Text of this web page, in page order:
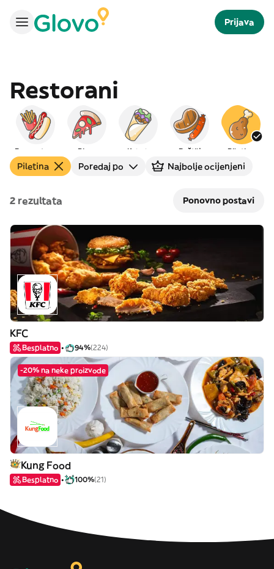
Prijava
Restorani
Brzo gotovo Pizza Kebab Roštilj Piletina
Piletina Poredaj po Najbolje ocijenjeni
2 rezultata Ponovno postavi
KFC
Besplatno 94%(224)
-20% na neke proizvode
Kung Food
Besplatno 100%(21)